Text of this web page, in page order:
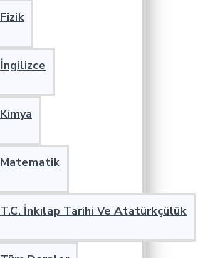
Fizik
İngilizce
Kimya
Matematik
T.C. İnkılap Tarihi Ve Atatürkçülük